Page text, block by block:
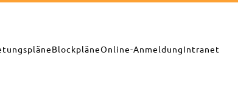
BlockpläneOnline-AnmeldungIntranet